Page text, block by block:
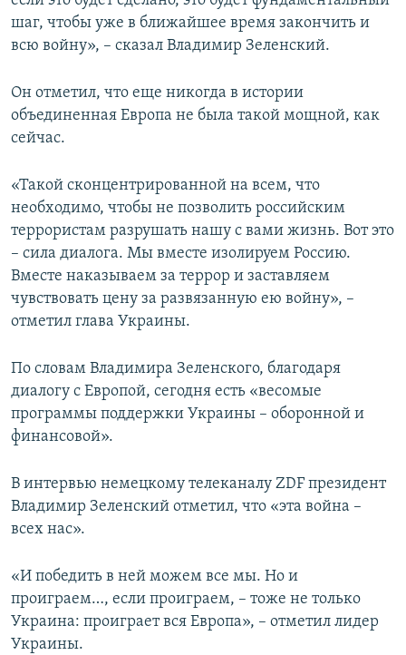
шаг, чтобы уже в ближайшее время закончить и
всю войну», – сказал Владимир Зеленский.
Он отметил, что еще никогда в истории
объединенная Европа не была такой мощной, как
сейчас.
«Такой сконцентрированной на всем, что
необходимо, чтобы не позволить российским
террористам разрушать нашу с вами жизнь. Вот это
– сила диалога. Мы вместе изолируем Россию.
Вместе наказываем за террор и заставляем
чувствовать цену за развязанную ею войну», –
отметил глава Украины.
По словам Владимира Зеленского, благодаря
диалогу с Европой, сегодня есть «весомые
программы поддержки Украины – оборонной и
финансовой».
В интервью немецкому телеканалу ZDF президент
Владимир Зеленский отметил, что «эта война –
всех нас».
«И победить в ней можем все мы. Но и
проиграем…, если проиграем, – тоже не только
Украина: проиграет вся Европа», – отметил лидер
Украины.